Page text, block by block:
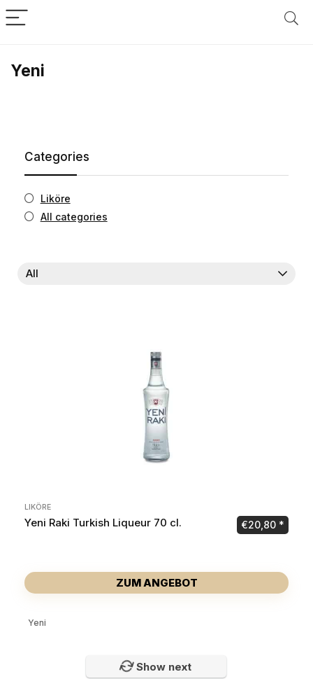
Yeni
Categories
Liköre
All categories
All
LIKÖRE
Yeni Raki Turkish Liqueur 70 cl. €20,80
ZUM ANGEBOT
Yeni
Show next